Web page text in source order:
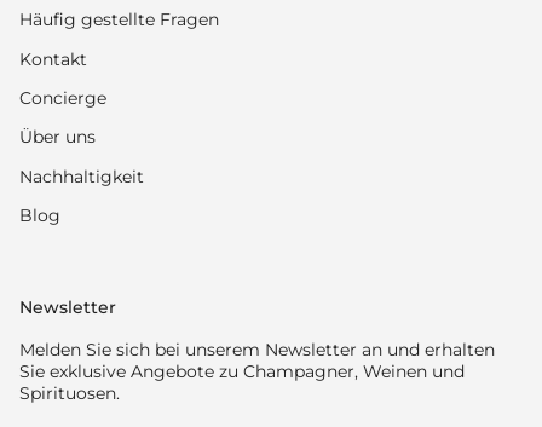
Häufig gestellte Fragen
Kontakt
Concierge
Über uns
Nachhaltigkeit
Blog
Newsletter
Melden Sie sich bei unserem Newsletter an und erhalten
Sie exklusive Angebote zu Champagner, Weinen und
Spirituosen.